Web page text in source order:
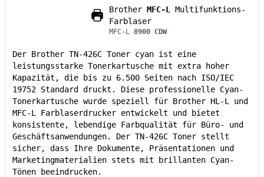
Brother MFC-L
Multifunktions-
Farblaser
MFC-L 8900 CDW
Der Brother TN-426C Toner cyan ist eine
leistungsstarke Tonerkartusche mit extra hoher
Kapazität, die bis zu 6.500 Seiten nach ISO/IEC
19752 Standard druckt. Diese professionelle Cyan-
Tonerkartusche wurde speziell für Brother HL-L und
MFC-L Farblaserdrucker entwickelt und bietet
konsistente, lebendige Farbqualität für Büro- und
Geschäftsanwendungen. Der TN-426C Toner stellt
sicher, dass Ihre Dokumente, Präsentationen und
Marketingmaterialien stets mit brillanten Cyan-
Tönen beeindrucken.